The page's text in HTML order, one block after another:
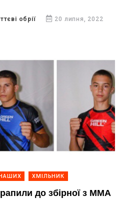
обрії 20 липня, 2022
ХМІЛЬНИК
до збірної з ММА